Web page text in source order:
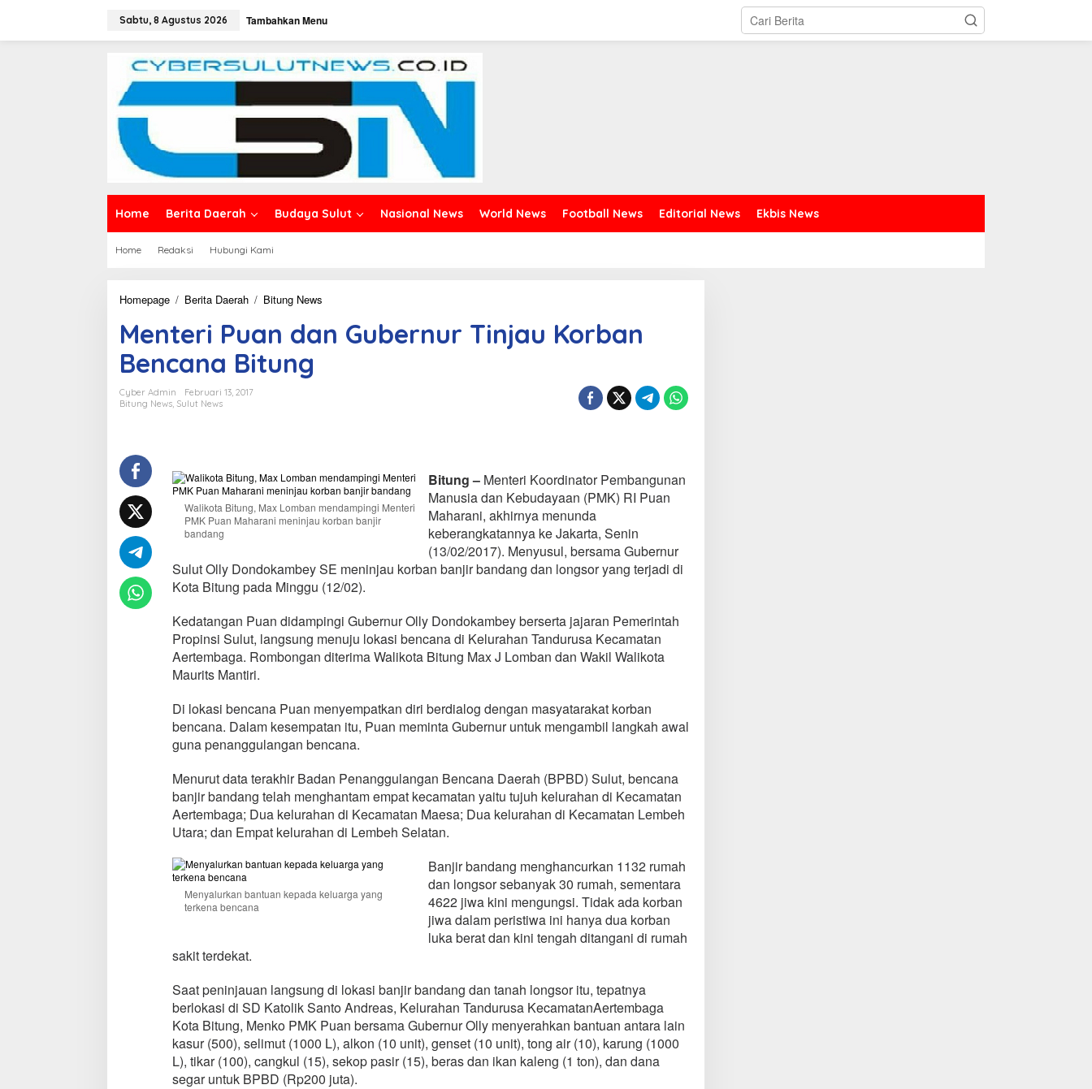
w
Sabtu, 8 Agustus 2026 Tambahkan Menu
Home Berita Daerah Budaya Sulut Nasional News World News Football News Editorial News Ekbis News
Home Redaksi Hubungi Kami
Homepage / Berita Daerah / Bitung News
n
t
a
n
G
u
r
n
u
T
i
j
K
o
b
n
B
e
c
n
B
Menteri Puan dan Gubernur Tinjau Korban
Bencana Bitung
Cyber Admin
Februari 13, 2017
Bitung News, Sulut News
Walikota Bitung, Max Lomban mendampingi Menteri
PMK Puan Maharani meninjau korban banjir
bandang
Bitung – Menteri Koordinator Pembangunan
Manusia dan Kebudayaan (PMK) RI Puan
Maharani, akhirnya menunda
keberangkatannya ke Jakarta, Senin
(13/02/2017). Menyusul, bersama Gubernur
Sulut Olly Dondokambey SE meninjau korban banjir bandang dan longsor yang terjadi di
Kota Bitung pada Minggu (12/02).
Kedatangan Puan didampingi Gubernur Olly Dondokambey berserta jajaran Pemerintah
Propinsi Sulut, langsung menuju lokasi bencana di Kelurahan Tandurusa Kecamatan
Aertembaga. Rombongan diterima Walikota Bitung Max J Lomban dan Wakil Walikota
Maurits Mantiri.
Di lokasi bencana Puan menyempatkan diri berdialog dengan masyatarakat korban
bencana. Dalam kesempatan itu, Puan meminta Gubernur untuk mengambil langkah awal
guna penanggulangan bencana.
Menurut data terakhir Badan Penanggulangan Bencana Daerah (BPBD) Sulut, bencana
banjir bandang telah menghantam empat kecamatan yaitu tujuh kelurahan di Kecamatan
Aertembaga; Dua kelurahan di Kecamatan Maesa; Dua kelurahan di Kecamatan Lembeh
Utara; dan Empat kelurahan di Lembeh Selatan.
Menyalurkan bantuan kepada keluarga yang
terkena bencana
Banjir bandang menghancurkan 1132 rumah
dan longsor sebanyak 30 rumah, sementara
4622 jiwa kini mengungsi. Tidak ada korban
jiwa dalam peristiwa ini hanya dua korban
luka berat dan kini tengah ditangani di rumah
sakit terdekat.
Saat peninjauan langsung di lokasi banjir bandang dan tanah longsor itu, tepatnya
berlokasi di SD Katolik Santo Andreas, Kelurahan Tandurusa KecamatanAertembaga
Kota Bitung, Menko PMK Puan bersama Gubernur Olly menyerahkan bantuan antara lain
kasur (500), selimut (1000 L), alkon (10 unit), genset (10 unit), tong air (10), karung (1000
L), tikar (100), cangkul (15), sekop pasir (15), beras dan ikan kaleng (1 ton), dan dana
segar untuk BPBD (Rp200 juta).